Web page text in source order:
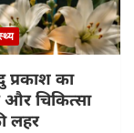
प्रकाश का
चिकित्सा
लहर